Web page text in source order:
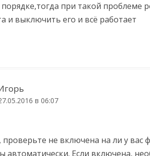
порядке,тогда при такой проблеме
и выключить его и всё работает
в 06:07
проверьте не включена на ли у вас
автоматически. Если включена,